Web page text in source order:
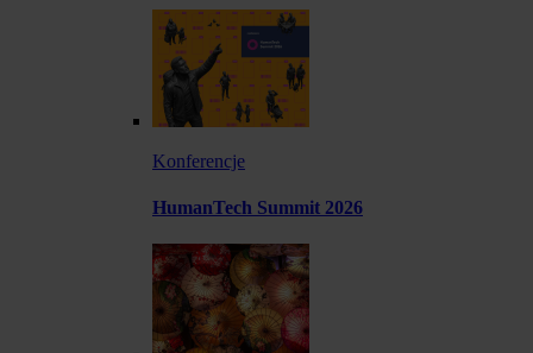
Konferencje
HumanTech Summit 2026